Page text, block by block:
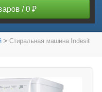
/ 0 ₽
> Стиральная машина Indesit